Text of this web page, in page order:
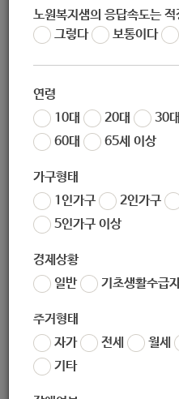
노원복지샘의 응답속도는
그렇다
보통이다
연령
10대
20대 30대
60대
65세 이상
가구형태
1인가구
2인가구
5인가구 이상
경제상황
일반
기초생활수급
주거형태
자가
전세 월세
기타
작성자 노원 복지샘
작성일 2020-05-15 13:42
좋아요0 싫어요
문.hwp